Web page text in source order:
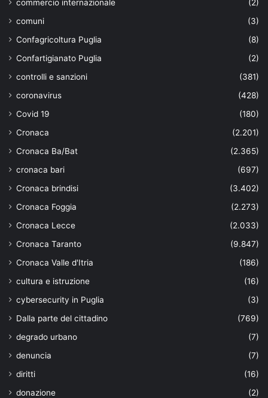
commercio internazionale
(2)
comuni
(3)
Confagricoltura Puglia
(8)
Confartigianato Puglia
(2)
controlli e sanzioni
(381)
coronavirus
(428)
Covid 19
(180)
Cronaca
(2.201)
Cronaca Ba/Bat
(2.365)
cronaca bari
(697)
Cronaca brindisi
(3.402)
Cronaca Foggia
(2.273)
Cronaca Lecce
(2.033)
Cronaca Taranto
(9.847)
Cronaca Valle d'Itria
(186)
cultura e istruzione
(16)
cybersecurity in Puglia
(3)
Dalla parte del cittadino
(769)
degrado urbano
(7)
denuncia
(7)
diritti
(16)
donazione
(2)